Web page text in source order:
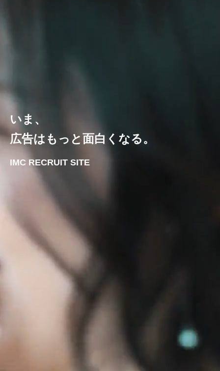
いま、
広告はもっと面白くなる。
IMC RECRUIT SITE